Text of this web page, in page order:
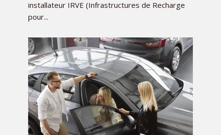
installateur IRVE (Infrastructures de Recharge
pour...